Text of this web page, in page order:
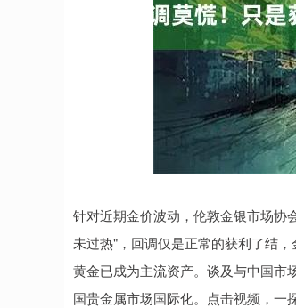
针对近期金价波动，伦敦金银市场协
未过热"，回调仅是正常的获利了结
黄金已成为主流资产。谈及与中国市
国贵金属市场国际化。点击视频，一
沪深300 4631.31